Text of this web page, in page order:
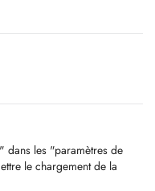
dans les "paramètres de
le chargement de la